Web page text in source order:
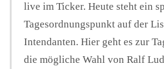
live im Ticker. Heute steht ein
Tagesordnungspunkt auf der
Intendanten. Hier geht es zur
die mögliche Wahl von Ralf